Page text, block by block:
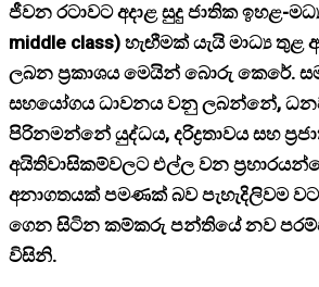
ජීවන රටාවට අදාළ සුදු ජාතික ඉහළ-
middle class) හැඟීමක් යැයි මාධ්‍ය
ලබන ප්‍රකාශය මෙයින් බොරු කෙරේ.
සහයෝගය ධාවනය වනු ලබන්නේ,
පිරිනමන්නේ යුද්ධය, දරිද්‍රතාවය සහ
අයිතිවාසිකම්වලට එල්ල වන
අනාගතයක් පමණක් බව පැහැදිලිවම
ගෙන සිටින කම්කරු පන්තියේ නව
විසිනි.